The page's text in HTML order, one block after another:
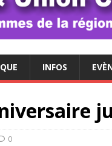
INFOS
0